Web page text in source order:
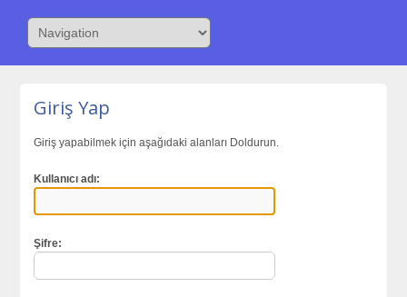
Giriş Yap
Giriş yapabilmek için aşağıdaki alanları Doldurun.
Kullanıcı adı:
Şifre: